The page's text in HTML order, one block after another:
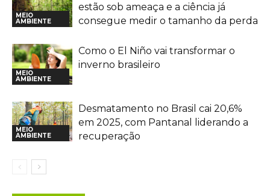
MEIO
AMBIENTE
estão sob ameaça e a ciência já
consegue medir o tamanho da perda
MEIO
AMBIENTE
Como o El Niño vai transformar o
inverno brasileiro
MEIO
AMBIENTE
Desmatamento no Brasil cai 20,6%
em 2025, com Pantanal liderando a
recuperação